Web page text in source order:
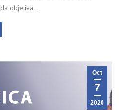
objetiva…
Oct
7
2020